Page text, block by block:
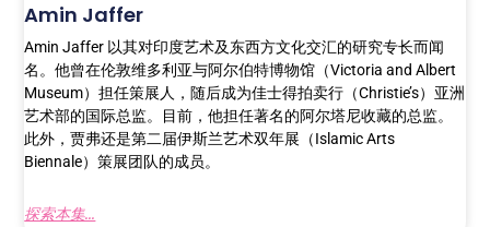
Amin Jaffer
Amin Jaffer 以其对印度艺术及东西方文化交汇的研究专长而闻
名。他曾在伦敦维多利亚与阿尔伯特博物馆（Victoria and Albert
Museum）担任策展人，随后成为佳士得拍卖行（Christie’s）亚洲
艺术部的国际总监。目前，他担任著名的阿尔塔尼收藏的总监。
此外，贾弗还是第二届伊斯兰艺术双年展（Islamic Arts
Biennale）策展团队的成员。
探索本集...